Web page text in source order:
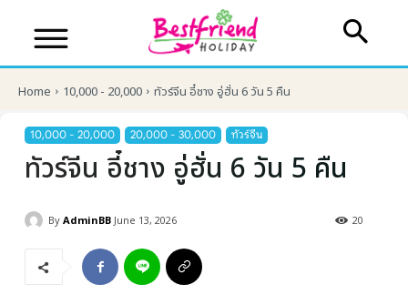
Home 10,000 - 20,000 ทัวร์จีน อี๋ชาง อู่ฮั่น 6 วัน 5 คืน
10,000 - 20,000 20,000 - 30,000 ทัวร์จีน
ทัวร์จีน อี๋ชาง อู่ฮั่น 6 วัน 5 คืน
By AdminBB June 13, 2026 20